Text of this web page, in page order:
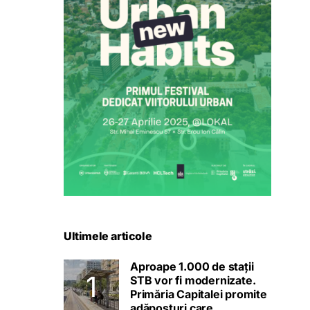
Ultimele articole
Aproape 1.000 de stații
STB vor fi modernizate.
Primăria Capitalei promite